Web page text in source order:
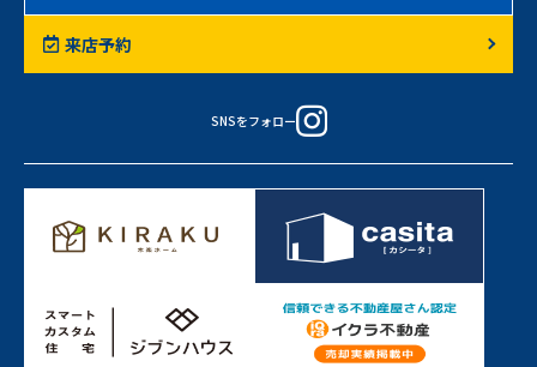
来店予約
SNSをフォロー